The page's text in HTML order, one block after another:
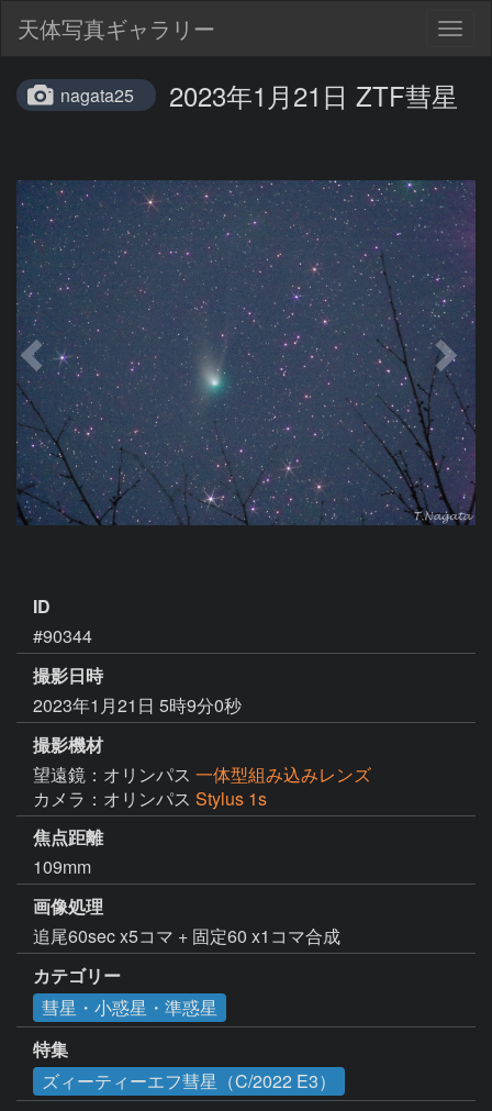
天体写真ギャラリー
nagata25 2023年1月21日 ZTF彗星
ID
#90344
撮影日時
2023年1月21日 5時9分0秒
撮影機材
望遠鏡：オリンパス 一体型組み込みレンズ
カメラ：オリンパス Stylus 1s
焦点距離
109mm
画像処理
追尾60sec x5コマ + 固定60 x1コマ合成
カテゴリー
彗星・小惑星・準惑星
特集
ズィーティーエフ彗星（C/2022 E3）